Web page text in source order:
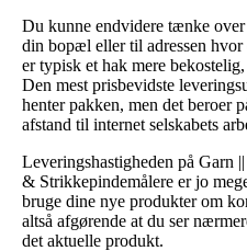
Du kunne endvidere tænke
din bopæl eller til adressen hvor
er typisk et hak mere
Den mest prisbevidste
henter pakken, men det beroer
afstand til internet selskabets
Leveringshastigheden på Garn
& Strikkepindemålere er jo
bruge dine nye produkter om
altså afgørende at du ser
det aktuelle produkt.